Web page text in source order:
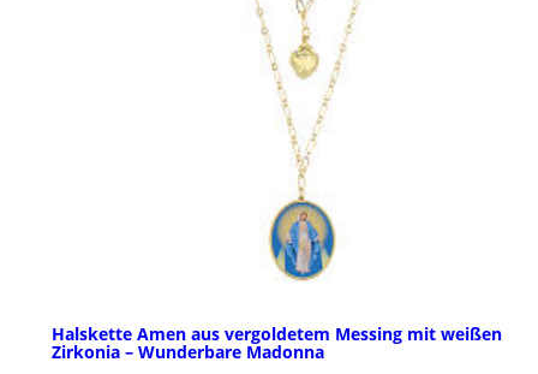
Halskette Amen aus vergoldetem Messing mit weißen
Zirkonia – Wunderbare Madonna